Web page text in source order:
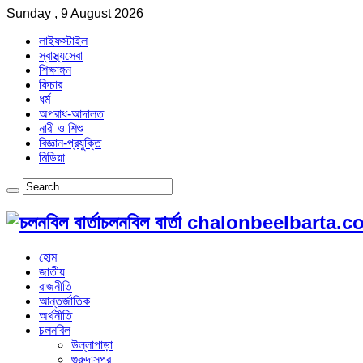
Sunday , 9 August 2026
লাইফস্টাইল
স্বাস্থ্যসেবা
শিক্ষাঙ্গন
ফিচার
ধর্ম
অপরাধ-আদালত
নারী ও শিশু
বিজ্ঞান-প্রযুক্তি
মিডিয়া
চলনবিল বার্তা
হোম
জাতীয়
রাজনীতি
আন্তর্জাতিক
অর্থনীতি
চলনবিল
উল্লাপাড়া
গুরুদাসপুর